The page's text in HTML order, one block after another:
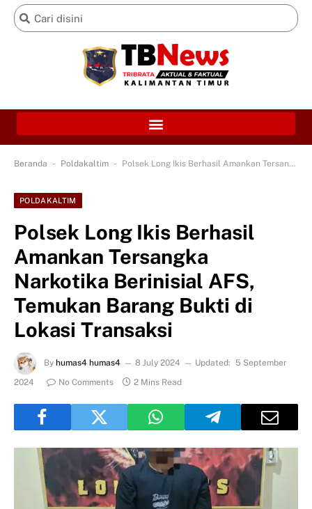
Beranda - Poldakaltim - Polsek Long Ikis Berhasil Amankan Tersangka Narkotika Berinisial AFS, Temukan Barang Bukti di Lokasi Transaksi
POLDAKALTIM
Polsek Long Ikis Berhasil
Amankan Tersangka
Narkotika Berinisial AFS,
Temukan Barang Bukti di
Lokasi Transaksi
By humas4 humas4 8 July 2024 Updated:
5 September
2024
No Comments 2 Mins Read